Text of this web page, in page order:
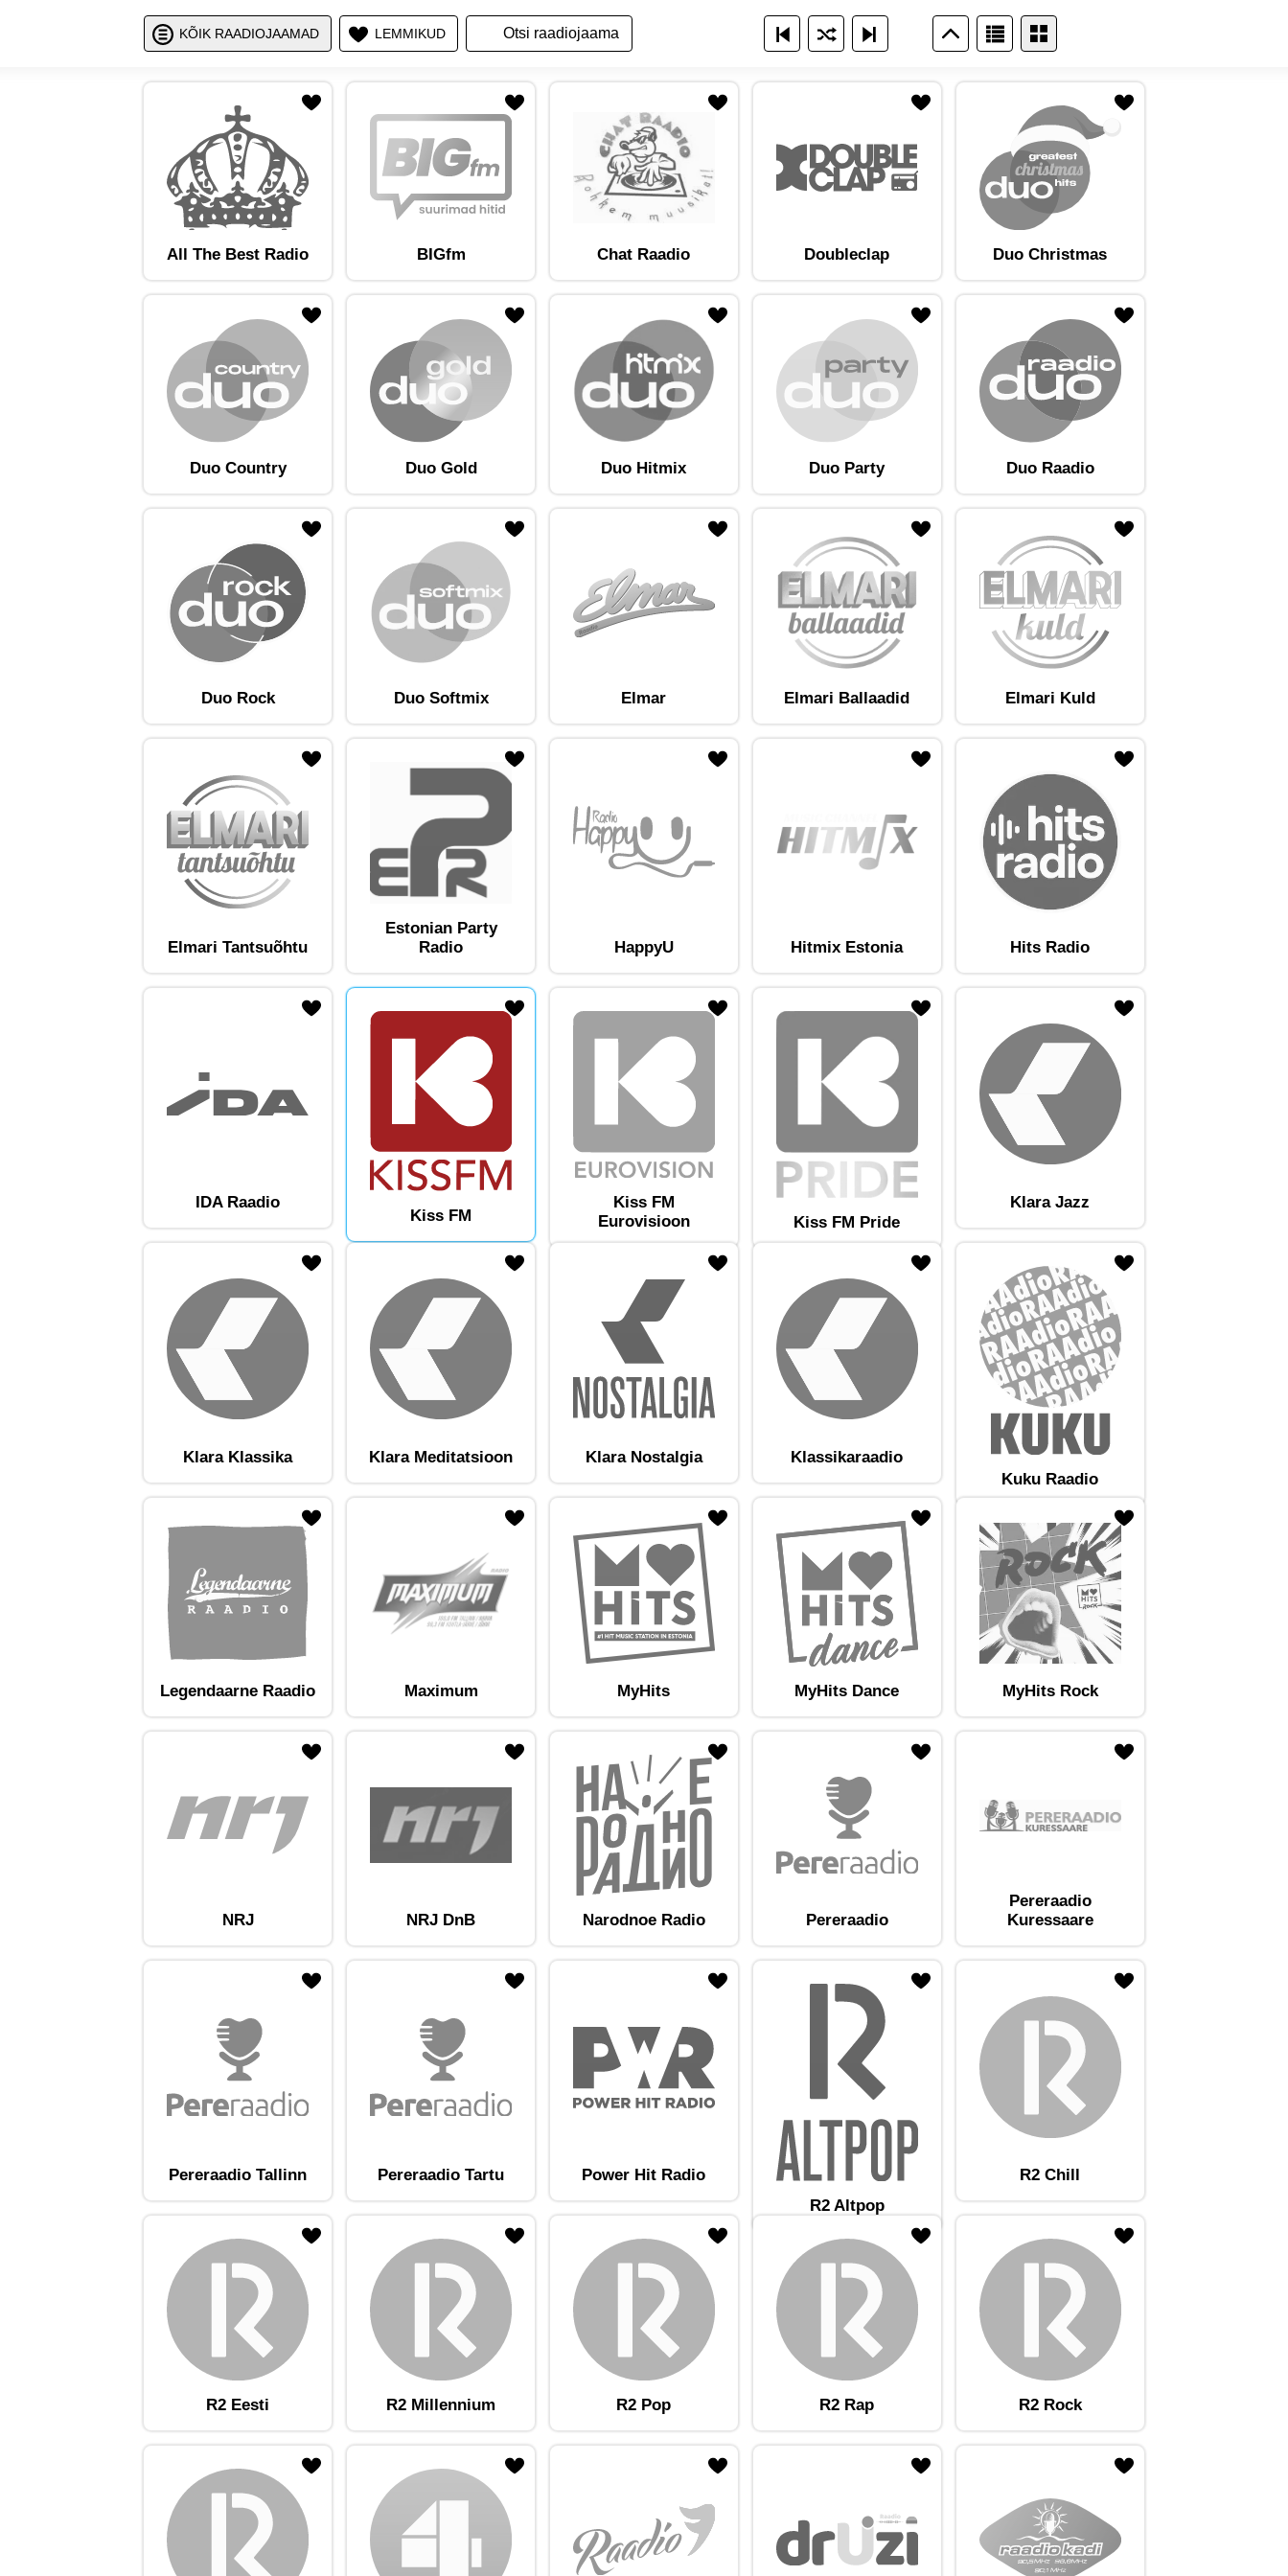
KÕIK RAADIOJAAMAD LEMMIKUD
Näita / peida raadiojaamade nimekirja
Näita raadiojaamu nimekirjana
Näita raadiojaamu ruudustikuna
All The Best Radio BIGfm Chat Raadio
Lisa raadiojaam lemmikute hulka
Doubleclap
Lisa raadiojaam lemmikute hulka
Duo Christmas
Lisa raadiojaam lemmikute hulka
Duo Country Duo Gold Duo Hitmix
Lisa raadiojaam lemmikute hulka
Duo Party
Lisa raadiojaam lemmikute hulka
Duo Raadio
Lisa raadiojaam lemmikute hulka
Duo Rock Duo Softmix Elmar
Lisa raadiojaam lemmikute hulka
Elmari Ballaadid
Lisa raadiojaam lemmikute hulka
Elmari Kuld
Lisa raadiojaam lemmikute hulka
Elmari Tantsuõhtu
Estonian Party
Radio
HappyU
Lisa raadiojaam lemmikute hulka
Hitmix Estonia
Lisa raadiojaam lemmikute hulka
Hits Radio
Lisa raadiojaam lemmikute hulka
IDA Raadio
Kiss FM
Kiss FM
Eurovisioon
Lisa raadiojaam lemmikute hulka
Kiss FM Pride
Lisa raadiojaam lemmikute hulka
Klara Jazz
Lisa raadiojaam lemmikute hulka
Klara Klassika Klara Meditatsioon Klara Nostalgia
Lisa raadiojaam lemmikute hulka
Klassikaraadio
Lisa raadiojaam lemmikute hulka
Kuku Raadio
Lisa raadiojaam lemmikute hulka
Legendaarne Raadio Maximum MyHits
Lisa raadiojaam lemmikute hulka
MyHits Dance
Lisa raadiojaam lemmikute hulka
MyHits Rock
Lisa raadiojaam lemmikute hulka
NRJ NRJ DnB Narodnoe Radio
Lisa raadiojaam lemmikute hulka
Pereraadio
Lisa raadiojaam lemmikute hulka
Pereraadio
Kuressaare
Lisa raadiojaam lemmikute hulka
Pereraadio Tallinn Pereraadio Tartu Power Hit Radio
Lisa raadiojaam lemmikute hulka
R2 Altpop
Lisa raadiojaam lemmikute hulka
R2 Chill
Lisa raadiojaam lemmikute hulka
R2 Eesti R2 Millennium R2 Pop
Lisa raadiojaam lemmikute hulka
R2 Rap
Lisa raadiojaam lemmikute hulka
R2 Rock
Lisa raadiojaam lemmikute hulka
Lisa raadiojaam lemmikute hulkaLisa raadiojaam lemmikute hulkaLisa raadiojaam lemmikute hulka